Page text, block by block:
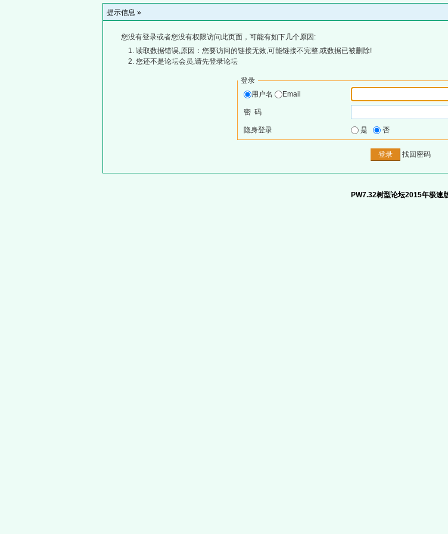
提示信息 »
您没有登录或者您没有权限访问此页面，可能有如下几个原因:
读取数据错误,原因：您要访问的链接无效,可能链接不完整,或数据已被删除!
您还不是论坛会员,请先登录论坛
登录
用户名
Email
密 码
隐身登录 是 否
找回密码
PW7.32树型论坛2015年极速